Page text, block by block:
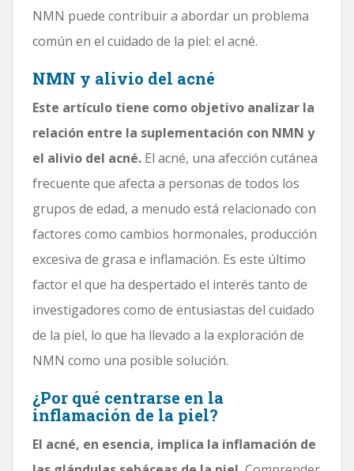
NMN puede contribuir a abordar un problema
común en el cuidado de la piel: el acné.
NMN y alivio del acné
Este artículo tiene como objetivo analizar la
relación entre la suplementación con NMN y
el alivio del acné. El acné, una afección cutánea
frecuente que afecta a personas de todos los
grupos de edad, a menudo está relacionado con
factores como cambios hormonales, producción
excesiva de grasa e inflamación. Es este último
factor el que ha despertado el interés tanto de
investigadores como de entusiastas del cuidado
de la piel, lo que ha llevado a la exploración de
NMN como una posible solución.
¿Por qué centrarse en la
inflamación de la piel?
El acné, en esencia, implica la inflamación de